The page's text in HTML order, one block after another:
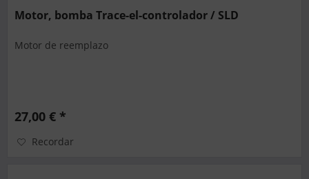
Motor, bomba Trace-el-controlador / SLD
Motor de reemplazo
27,00 € *
Recordar